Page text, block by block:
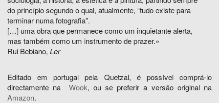
do princípio segundo o qual, atualmente, “tudo existe para
terminar numa fotografia”.
[…] uma obra que permanece como um inquietante alerta,
mas também como um instrumento de prazer.»
Rui Bebiano, Ler
Editado em portugal pela Quetzal, é possível comprá-lo
directamente na Wook, ou se preferir a versão original na
Amazon.